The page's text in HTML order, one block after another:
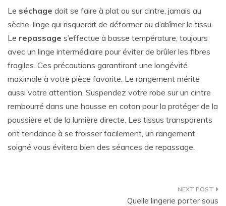
Le séchage doit se faire à plat ou sur cintre, jamais au
sèche-linge qui risquerait de déformer ou d’abîmer le tissu.
Le repassage s’effectue à basse température, toujours
avec un linge intermédiaire pour éviter de brûler les fibres
fragiles. Ces précautions garantiront une longévité
maximale à votre pièce favorite. Le rangement mérite
aussi votre attention. Suspendez votre robe sur un cintre
rembourré dans une housse en coton pour la protéger de la
poussière et de la lumière directe. Les tissus transparents
ont tendance à se froisser facilement, un rangement
soigné vous évitera bien des séances de repassage.
Quelle lingerie porter sous